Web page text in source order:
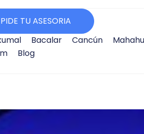
PIDE TU ASESORIA
Bacalar Cancún
Blog